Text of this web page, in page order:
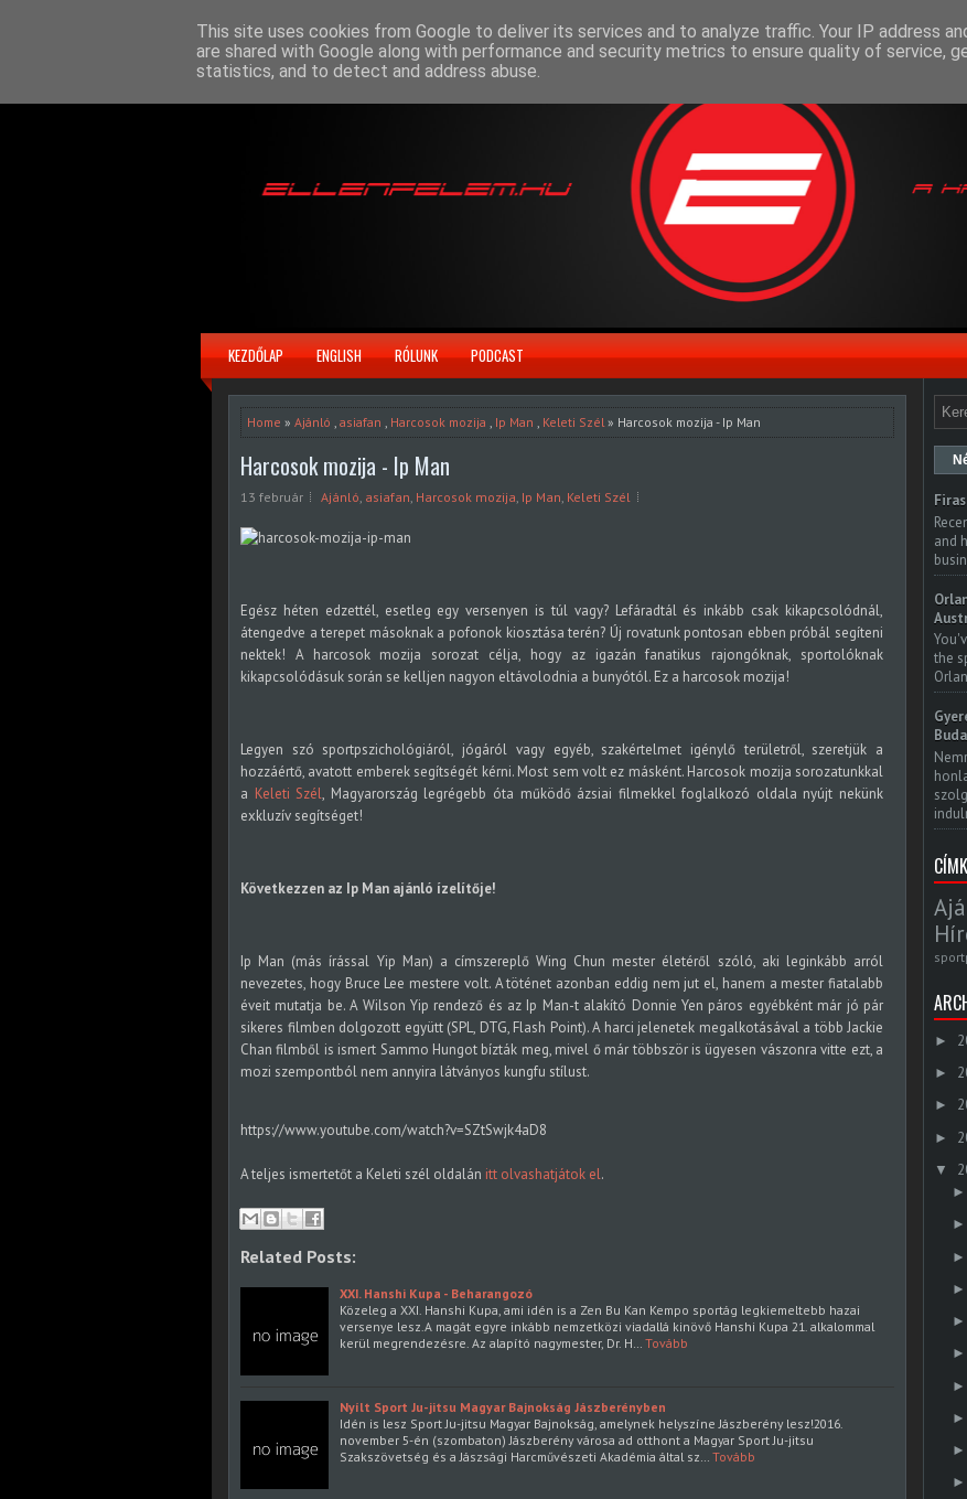
KEZDŐLAP ENGLISH RÓLUNK PODCAST
Home » Ajánló , asiafan , Harcosok mozija , Ip Man , Keleti Szél» Harcosok mozija - Ip Man
Harcosok mozija - Ip Man
13 február Ajánló, asiafan, Harcosok mozija, Ip Man, Keleti Szél
Egész héten edzettél, esetleg egy versenyen is túl vagy? Lefáradtál és inkább csak kikapcsolódnál,
átengedve a terepet másoknak a pofonok kiosztása terén? Új rovatunk pontosan ebben próbál segíteni
nektek! A harcosok mozija sorozat célja, hogy az igazán fanatikus rajongóknak, sportolóknak
kikapcsolódásuk során se kelljen nagyon eltávolodnia a bunyótól. Ez a harcosok mozija!
Legyen szó sportpszichológiáról, jógáról vagy egyéb, szakértelmet igénylő területről, szeretjük a
hozzáértő, avatott emberek segítségét kérni. Most sem volt ez másként. Harcosok mozija sorozatunkkal
a Keleti Szél, Magyarország legrégebb óta működő ázsiai filmekkel foglalkozó oldala nyújt nekünk
exkluzív segítséget!
Következzen az Ip Man ajánló ízelítője!
Ip Man (más írással Yip Man) a címszereplő Wing Chun mester életéről szóló, aki leginkább arról
nevezetes, hogy Bruce Lee mestere volt. A töténet azonban eddig nem jut el, hanem a mester fiatalabb
éveit mutatja be. A Wilson Yip rendező és az Ip Man-t alakító Donnie Yen páros egyébként már jó pár
sikeres filmben dolgozott együtt (SPL, DTG, Flash Point). A harci jelenetek megalkotásával a több Jackie
Chan filmből is ismert Sammo Hungot bízták meg, mivel ő már többször is ügyesen vászonra vitte ezt, a
mozi szempontból nem annyira látványos kungfu stílust.
https://www.youtube.com/watch?v=SZtSwjk4aD8
A teljes ismertetőt a Keleti szél oldalán itt olvashatjátok el.
Related Posts:
XXI. Hanshi Kupa - Beharangozó
Közeleg a XXI. Hanshi Kupa, ami idén is a Zen Bu Kan Kempo sportág legkiemeltebb hazai
versenye lesz.A magát egyre inkább nemzetközi viadallá kinövő Hanshi Kupa 21. alkalommal
kerül megrendezésre. Az alapító nagymester, Dr. H…
Tovább
Nyílt Sport Ju-jitsu Magyar Bajnokság Jászberényben
Idén is lesz Sport Ju-jitsu Magyar Bajnokság, amelynek helyszíne Jászberény lesz!2016.
november 5-én (szombaton) Jászberény városa ad otthont a Magyar Sport Ju-jitsu
Szakszövetség és a Jászsági Harcművészeti Akadémia által sz…
Tovább
and
the
►
►
►
►
▼
►
►
►
►
►
►
►
►
►
►
This site uses cookies from Google to deliver its services and to analyze traffic. Your IP address
are shared with Google along with performance and security metrics to ensure quality of service,
statistics, and to detect and address abuse.